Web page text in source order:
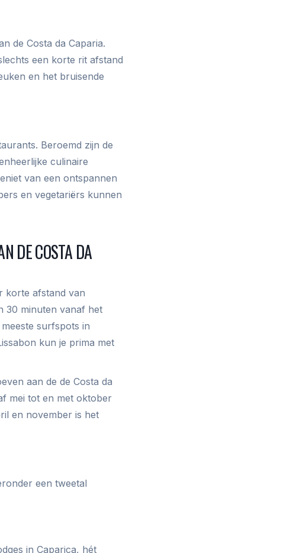
de Costa da Caparia.
een korte rit afstand
en het bruisende
Beroemd zijn de
culinaire
van een ontspannen
en vegetariërs kunnen
DE COSTA DA
korte afstand van
30 minuten vanaf het
surfspots in
kun je prima met
aan de de Costa da
mei tot en met oktober
en november is het
een tweetal
in Caparica, hét